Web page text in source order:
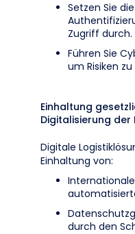
Setzen Sie
Zugriff durch.
Führen Sie
um Risiken
Einhaltung
Digitalisierung der
Digitale
Einhaltung von:
durch den